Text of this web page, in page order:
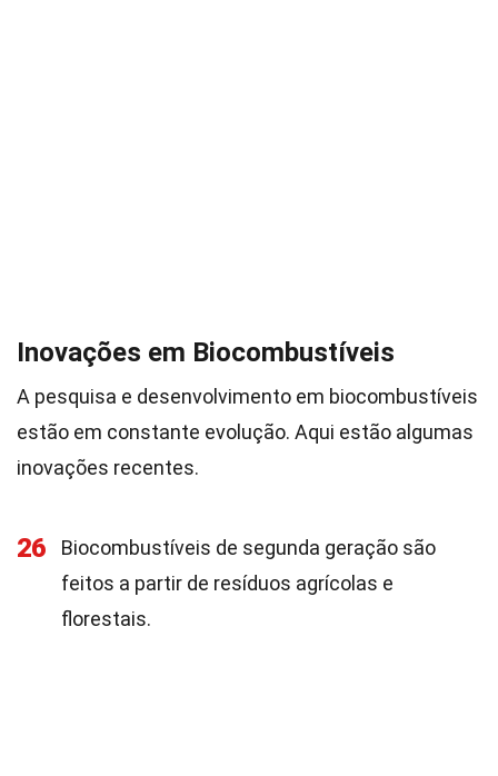
Inovações em Biocombustíveis
A pesquisa e desenvolvimento em biocombustíveis
estão em constante evolução. Aqui estão algumas
inovações recentes.
26
Biocombustíveis de segunda geração são
feitos a partir de resíduos agrícolas e
florestais.